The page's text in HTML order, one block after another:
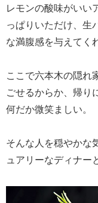
レモンの酸味がいい
っぱりいただけ、生
な満腹感を与えてく
ここで六本木の隠れ
ごせるからか、帰り
何だか微笑ましい。
そんな人を穏やかな
ュアリーなディナー